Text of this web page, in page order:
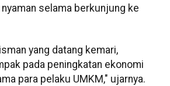
selama berkunjung ke
yang datang kemari,
pada peningkatan ekonomi
para pelaku UMKM," ujarnya.